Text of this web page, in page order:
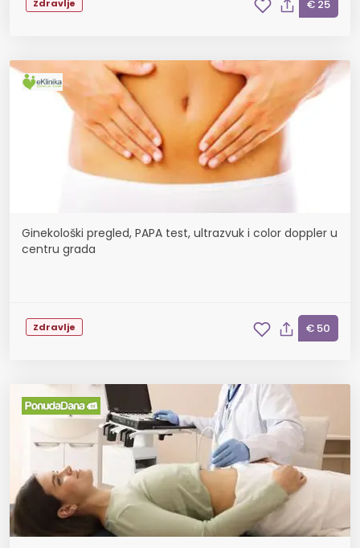
Zdravlje € 25
Ginekološki pregled, PAPA test, ultrazvuk i color doppler u
centru grada
Zdravlje € 50